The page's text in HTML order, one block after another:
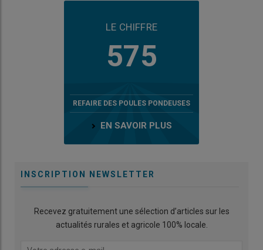
LE CHIFFRE
575
REFAIRE DES POULES PONDEUSES
EN SAVOIR PLUS
INSCRIPTION NEWSLETTER
Recevez gratuitement une sélection d’articles sur les
actualités rurales et agricole 100% locale.